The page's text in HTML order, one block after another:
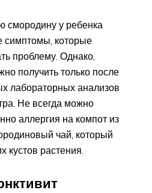
смородину у ребенка
симптомы, которые
проблему. Однако,
получить только после
лабораторных анализов
Не всегда можно
аллергия на компот из
чай, который
кустов растения.